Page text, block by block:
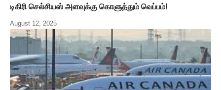
டிகிரி செல்சியஸ் அளவுக்கு கொளுத்தும் வெப்பம்!
August 12, 2025